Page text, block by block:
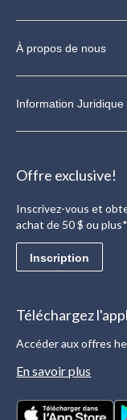
À propos de nous
Information Juridique
Offre exclusive!
Inscrivez-vous et
achat de 50 $ ou plus*
Inscription
Téléchargez
Accéder aux offres
En savoir plus